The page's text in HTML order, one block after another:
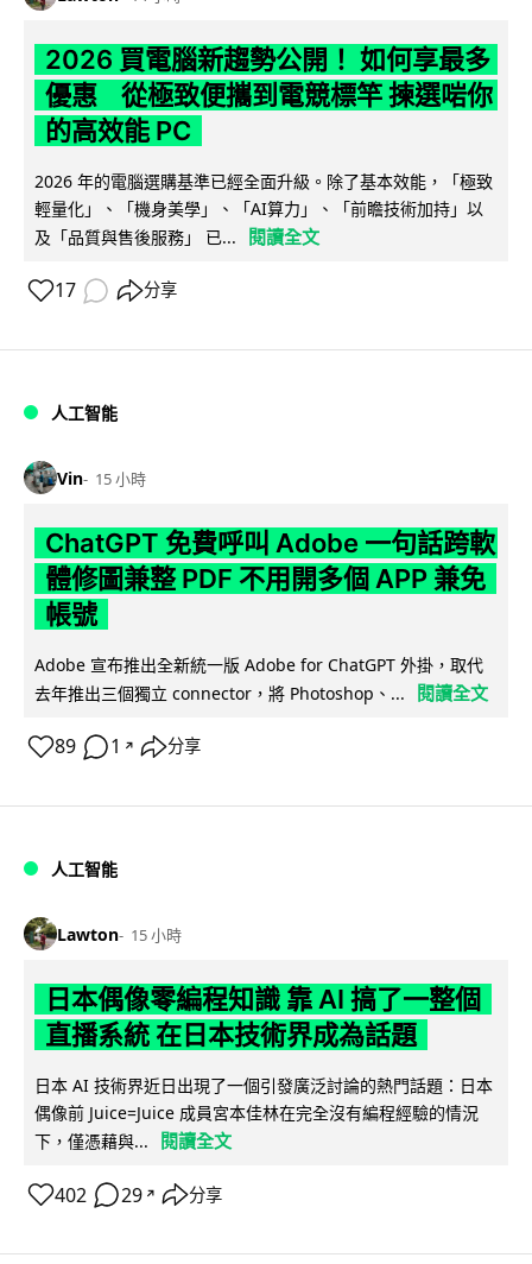
2026 買電腦新趨勢公開！ 如何享最多
優惠 從極致便攜到電競標竿 揀選啱你
的高效能 PC
2026 年的電腦選購基準已經全面升級。除了基本效能，「極致
輕量化」、「機身美學」、「AI算力」、「前瞻技術加持」以
及「品質與售後服務」 已...
閱讀全文
17 分享
人工智能
Vin 15 小時
ChatGPT 免費呼叫 Adobe 一句話跨軟
體修圖兼整 PDF 不用開多個 APP 兼免
帳號
Adobe 宣布推出全新統一版 Adobe for ChatGPT 外掛，取代
去年推出三個獨立 connector，將 Photoshop、...
閱讀全文
89 1 ↗ 分享
人工智能
Lawton 15 小時
日本偶像零編程知識 靠 AI 搞了一整個
直播系統 在日本技術界成為話題
日本 AI 技術界近日出現了一個引發廣泛討論的熱門話題：日本
偶像前 Juice=Juice 成員宮本佳林在完全沒有編程經驗的情況
下，僅憑藉與...
閱讀全文
402 29 ↗ 分享